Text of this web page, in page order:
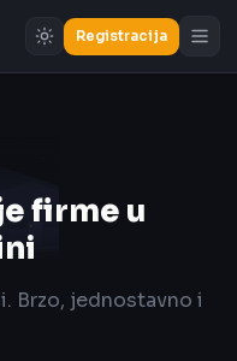
Registracija
firme u
Brzo, jednostavno i